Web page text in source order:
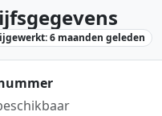
6 maanden geleden